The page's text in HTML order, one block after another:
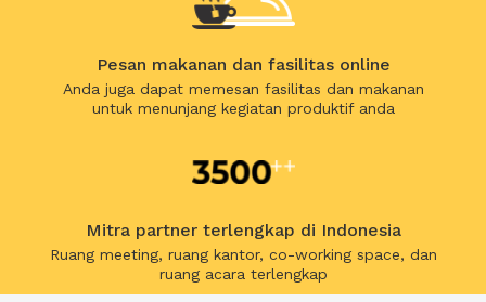
Pesan makanan dan fasilitas online
Anda juga dapat memesan fasilitas dan makanan
untuk menunjang kegiatan produktif anda
Mitra partner terlengkap di Indonesia
Ruang meeting, ruang kantor, co-working space, dan
ruang acara terlengkap